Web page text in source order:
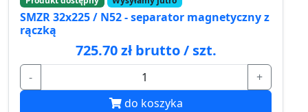
SMZR 32x225 / N52 - separator magnetyczny z
rączką
725.70 zł brutto / szt.
-
+
do koszyka